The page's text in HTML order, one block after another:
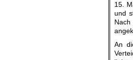
15.
und
Nach
An